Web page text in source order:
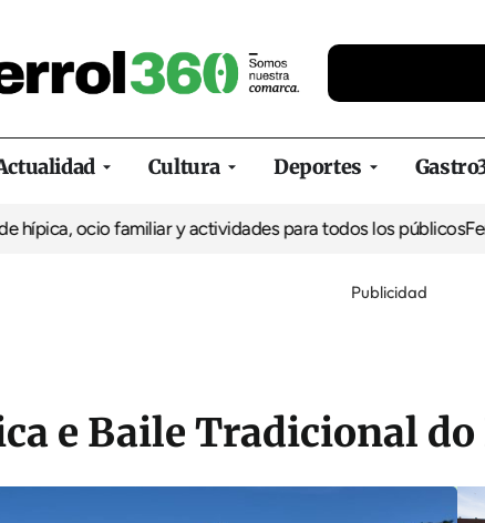
Cultura Deportes
familiar y actividades para todos los públicosFerrolterra
Publicidad
e Baile Tradicional